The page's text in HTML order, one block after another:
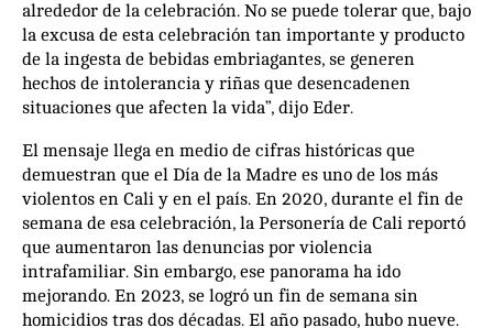
alrededor de la celebración. No se puede tolerar que, bajo
la excusa de esta celebración tan importante y producto
de la ingesta de bebidas embriagantes, se generen
hechos de intolerancia y riñas que desencadenen
situaciones que afecten la vida”, dijo Eder.
El mensaje llega en medio de cifras históricas que
demuestran que el Día de la Madre es uno de los más
violentos en Cali y en el país. En 2020, durante el fin de
semana de esa celebración, la Personería de Cali reportó
que aumentaron las denuncias por violencia
intrafamiliar. Sin embargo, ese panorama ha ido
mejorando. En 2023, se logró un fin de semana sin
homicidios tras dos décadas. El año pasado, hubo nueve.